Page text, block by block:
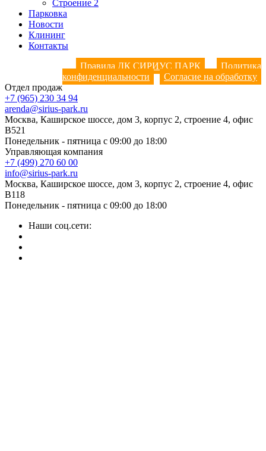
Строение 2
Парковка
Новости
Клининг
Контакты
Правила ДК СИРИУС ПАРК
Политика
конфиденциальности
Согласие на обработку
Отдел продаж
+7 (965) 230 34 94
arenda@sirius-park.ru
Москва, Каширское шоссе, дом 3, корпус 2, строение 4, офис
B521
Понедельник - пятница с 09:00 до 18:00
Управляющая компания
+7 (499) 270 60 00
info@sirius-park.ru
Москва, Каширское шоссе, дом 3, корпус 2, строение 4, офис
B118
Понедельник - пятница с 09:00 до 18:00
Наши соц.сети: